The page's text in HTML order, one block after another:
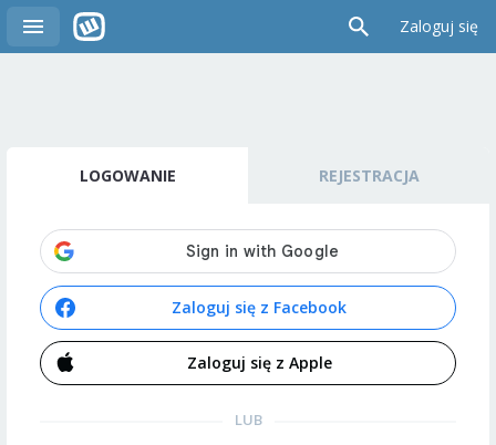
Zaloguj się
LOGOWANIE REJESTRACJA
Zaloguj się z Facebook
Zaloguj się z Apple
LUB